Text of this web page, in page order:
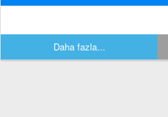
Daha fazla...